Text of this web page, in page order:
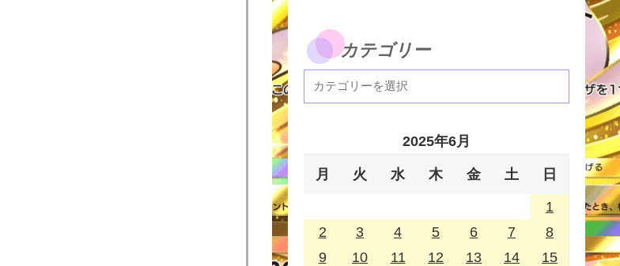
カテゴリー
2025年6月
月 火 水 木 金 土 日
1
2
3 4 5 6 7
8
9
10 11 12 13 14
15